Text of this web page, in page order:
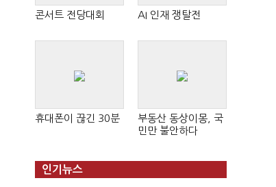
콘서트 전당대회 AI 인재 쟁탈전
휴대폰이 끊긴 30분
부동산 동상이몽, 국
민만 불안하다
인기뉴스